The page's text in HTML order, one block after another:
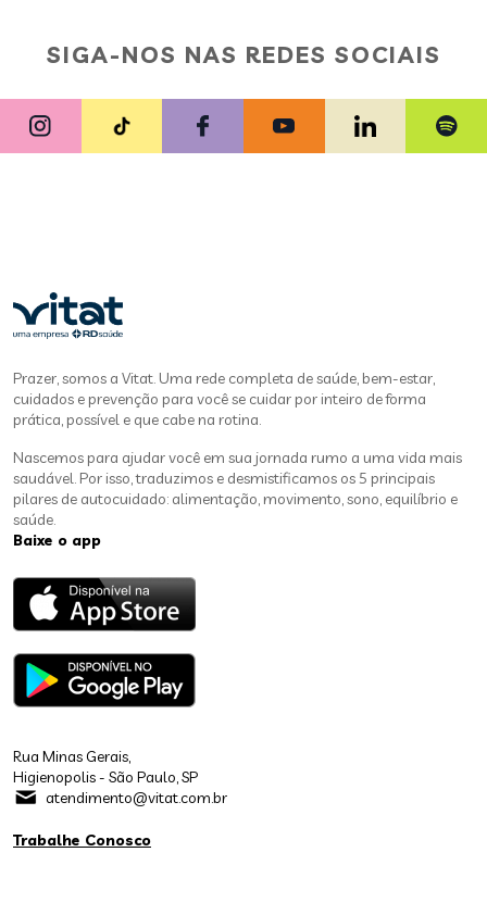
SIGA-NOS NAS REDES SOCIAIS
Prazer, somos a Vitat. Uma rede completa de saúde, bem-estar,
cuidados e prevenção para você se cuidar por inteiro de forma
prática, possível e que cabe na rotina.
Nascemos para ajudar você em sua jornada rumo a uma vida mais
saudável. Por isso, traduzimos e desmistificamos os 5 principais
pilares de autocuidado: alimentação, movimento, sono, equilíbrio e
saúde.
Baixe o app
Rua Minas Gerais,
Higienopolis - São Paulo, SP
atendimento@vitat.com.br
Trabalhe Conosco